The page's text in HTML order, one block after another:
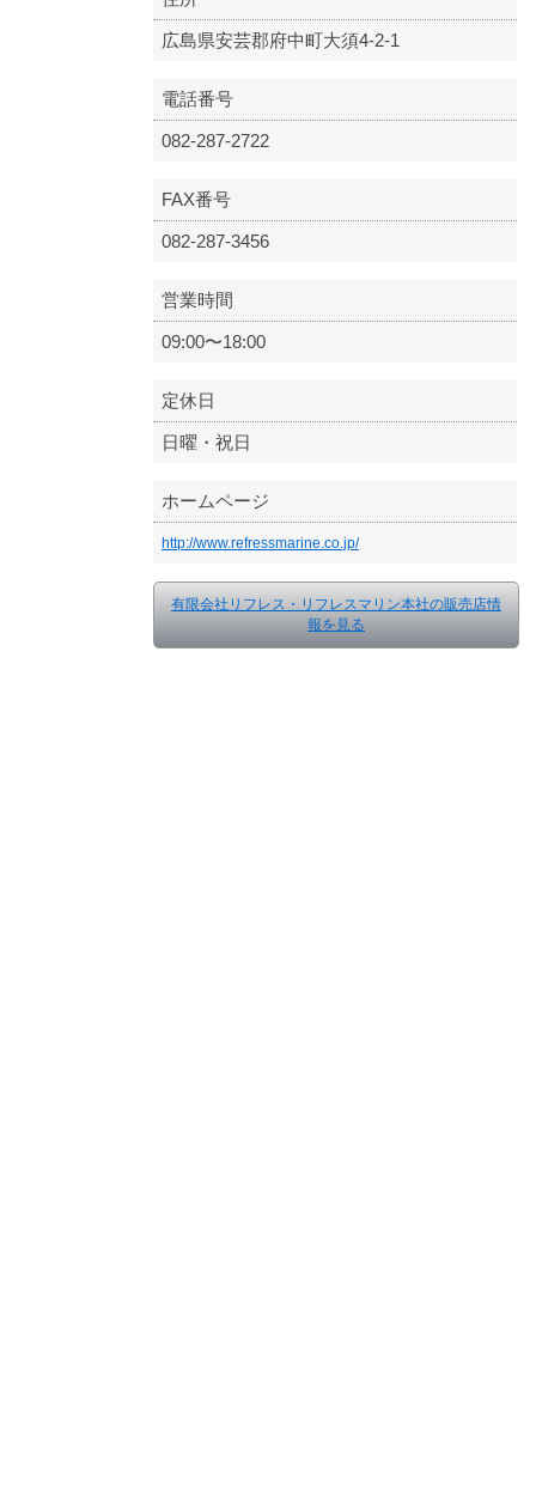
広島県安芸郡府中町大須4-2-1
電話番号
082-287-2722
FAX番号
082-287-3456
営業時間
09:00〜18:00
定休日
日曜・祝日
ホームページ
http://www.refressmarine.co.jp/
有限会社リフレス・リフレスマリン本社の販売店情
報を見る